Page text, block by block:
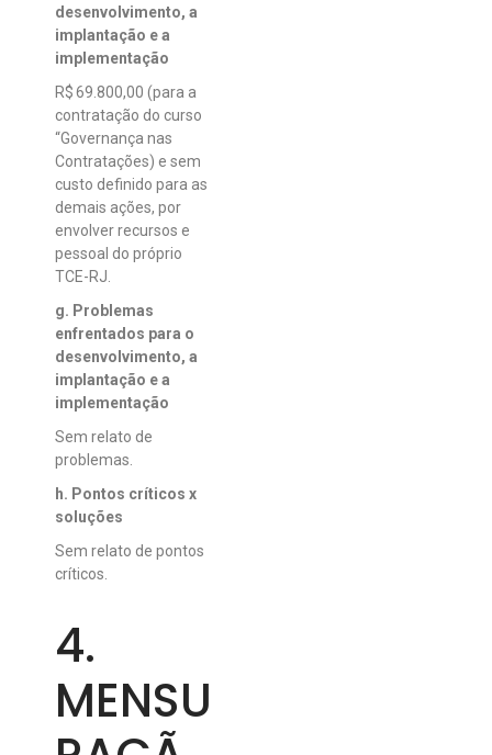
desenvolvimento, a
implantação e a
implementação
R$ 69.800,00 (para a
contratação do curso
“Governança nas
Contratações) e sem
custo definido para as
demais ações, por
envolver recursos e
pessoal do próprio
TCE-RJ.
g. Problemas
enfrentados para o
desenvolvimento, a
implantação e a
implementação
Sem relato de
problemas.
h. Pontos críticos x
soluções
Sem relato de pontos
críticos.
4.
MENSU